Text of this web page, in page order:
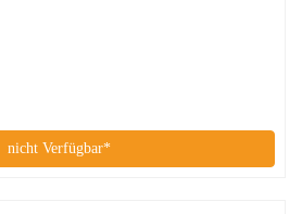
nicht Verfügbar*